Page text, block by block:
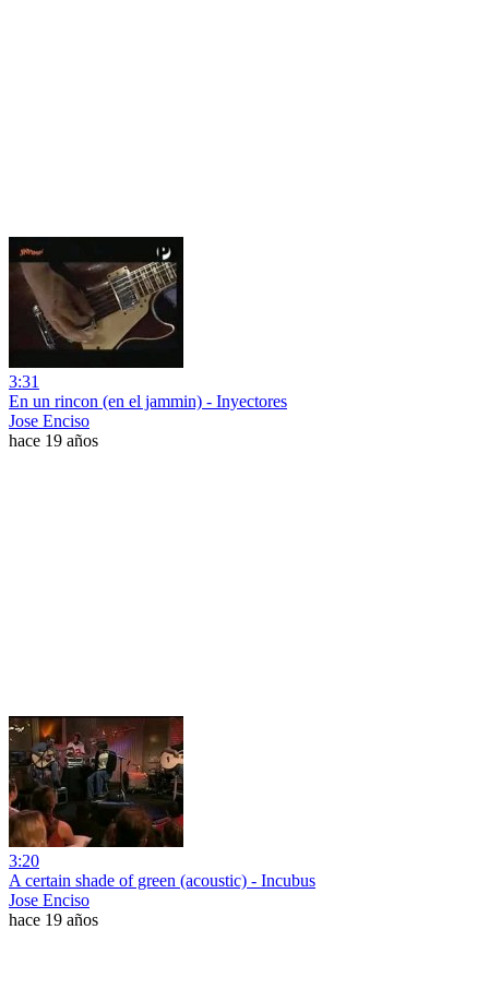
3:31
En un rincon (en el jammin) - Inyectores
Jose Enciso
hace 19 años
3:20
A certain shade of green (acoustic) - Incubus
Jose Enciso
hace 19 años